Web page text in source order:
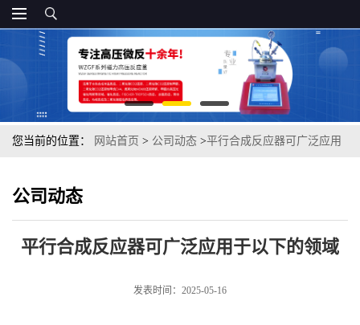
您当前的位置： 网站首页 > 公司动态 >平行合成反应器可广泛应用
公司动态
平行合成反应器可广泛应用于以下的领域
发表时间：2025-05-16